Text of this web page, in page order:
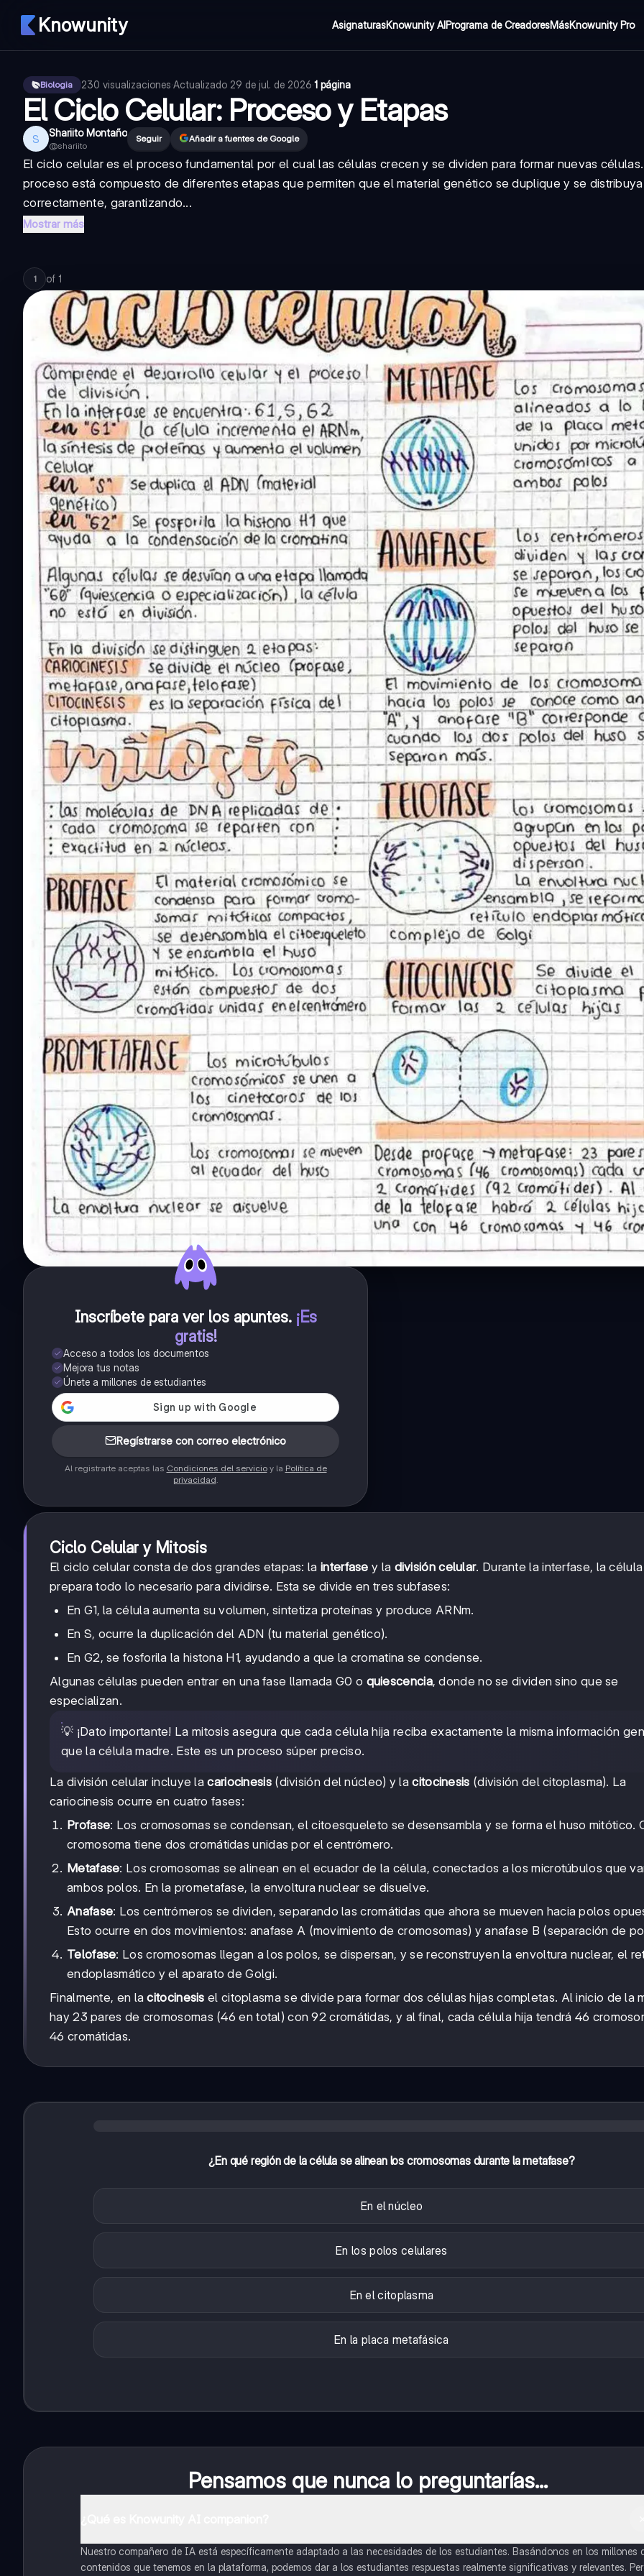
Knowunity AsignaturasKnowunity AIPrograma de CreadoresMásKnowunity Pro
Biologia 230 visualizaciones·Actualizado 29 de jul. de 2026·1 página
El Ciclo Celular: Proceso y Etapas
S Shariito Montaño
@shariito
Seguir Añadir a fuentes de Google
El ciclo celular es el proceso fundamental por el cual las células crecen y se dividen para formar nuevas
proceso está compuesto de diferentes etapas que permiten que el material genético se duplique y se distribuya
correctamente, garantizando...
Mostrar más
1 of 1
Inscríbete para ver los apuntes. ¡Es
gratis!
Acceso a todos los documentos
Mejora tus notas
Únete a millones de estudiantes
Regístrarse con correo electrónico
Al registrarte aceptas las Condiciones del servicioy la Política de
privacidad.
Ciclo Celular y Mitosis
El ciclo celular consta de dos grandes etapas: la interfase y la división celular. Durante la interfase, la
prepara todo lo necesario para dividirse. Esta se divide en tres subfases:
En G1, la célula aumenta su volumen, sintetiza proteínas y produce ARNm.
En S, ocurre la duplicación del ADN (tu material genético).
En G2, se fosforila la histona H1, ayudando a que la cromatina se condense.
Algunas células pueden entrar en una fase llamada G0 o quiescencia, donde no se dividen sino que se
especializan.
💡 ¡Dato importante! La mitosis asegura que cada célula hija reciba exactamente la misma información
que la célula madre. Este es un proceso súper preciso.
La división celular incluye lacariocinesis(división del núcleo) y lacitocinesis (división del citoplasma). La
cariocinesis ocurre en cuatro fases:
Profase: Los cromosomas se condensan, el citoesqueleto se desensambla y se forma el huso mitótico.
cromosoma tiene dos cromátidas unidas por el centrómero.
Metafase: Los cromosomas se alinean en el ecuador de la célula, conectados a los microtúbulos que
ambos polos. En la prometafase, la envoltura nuclear se disuelve.
Anafase: Los centrómeros se dividen, separando las cromátidas que ahora se mueven hacia polos
Esto ocurre en dos movimientos: anafase A (movimiento de cromosomas) y anafase B (separación de
Telofase: Los cromosomas llegan a los polos, se dispersan, y se reconstruyen la envoltura nuclear, el
endoplasmático y el aparato de Golgi.
Finalmente, en lacitocinesis el citoplasma se divide para formar dos células hijas completas. Al inicio de la
hay 23 pares de cromosomas (46 en total) con 92 cromátidas, y al final, cada célula hija tendrá 46
46 cromátidas.
¿En qué región de la célula se alinean los cromosomas durante la metafase?
En el núcleo
En los polos celulares
En el citoplasma
En la placa metafásica
Pensamos que nunca lo preguntarías...
Nuestro compañero de IA está específicamente adaptado a las necesidades de los estudiantes. Basándonos en los millones
contenidos que tenemos en la plataforma, podemos dar a los estudiantes respuestas realmente significativas y relevantes.